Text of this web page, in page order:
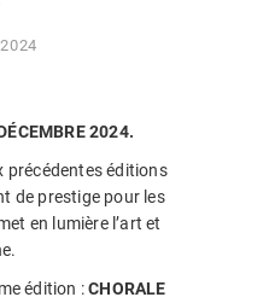
2024.
précédentes éditions
de prestige pour les
en lumière l’art et
édition :CHORALE